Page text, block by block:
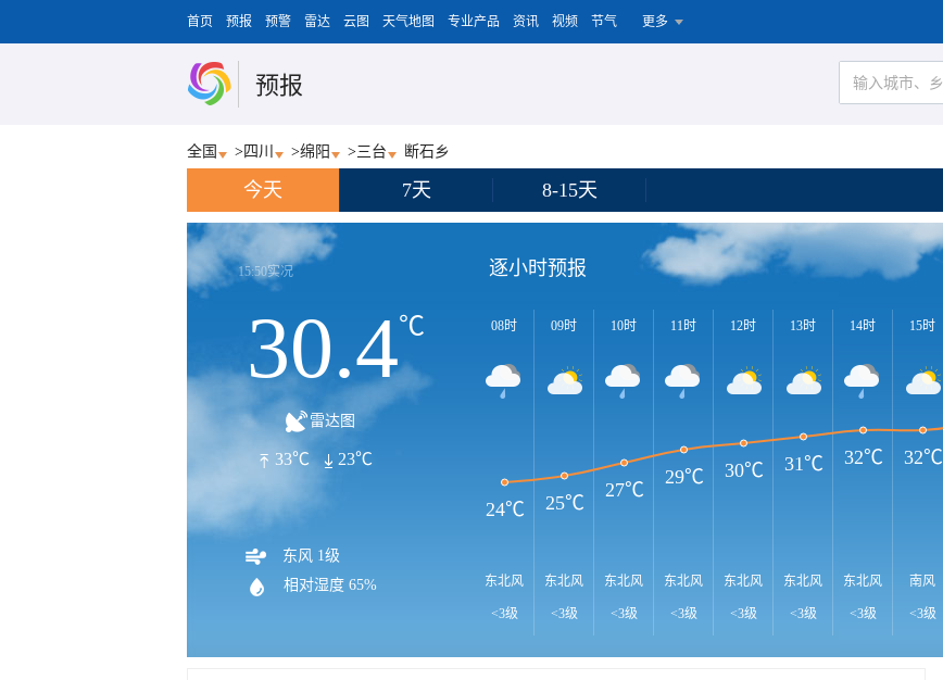
首页 预报 预警 雷达 云图 天气地图 专业产品 资讯 视频 节气 更多
预报
全国 >四川 >绵阳 >三台 断石乡
今天 7天 8-15天
15:50实况
30.4℃
雷达图
33℃ 23℃
东风 1级
相对湿度 65%
逐小时预报
08时
东北风
<3级
09时
东北风
<3级
10时
东北风
<3级
11时
东北风
<3级
12时
东北风
<3级
13时
东北风
<3级
14时
东北风
<3级
15时
南风
<3级
24℃ 25℃
27℃
29℃ 30℃ 31℃ 32℃ 32℃